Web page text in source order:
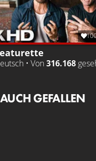
• Von 316.168
GEFALLEN